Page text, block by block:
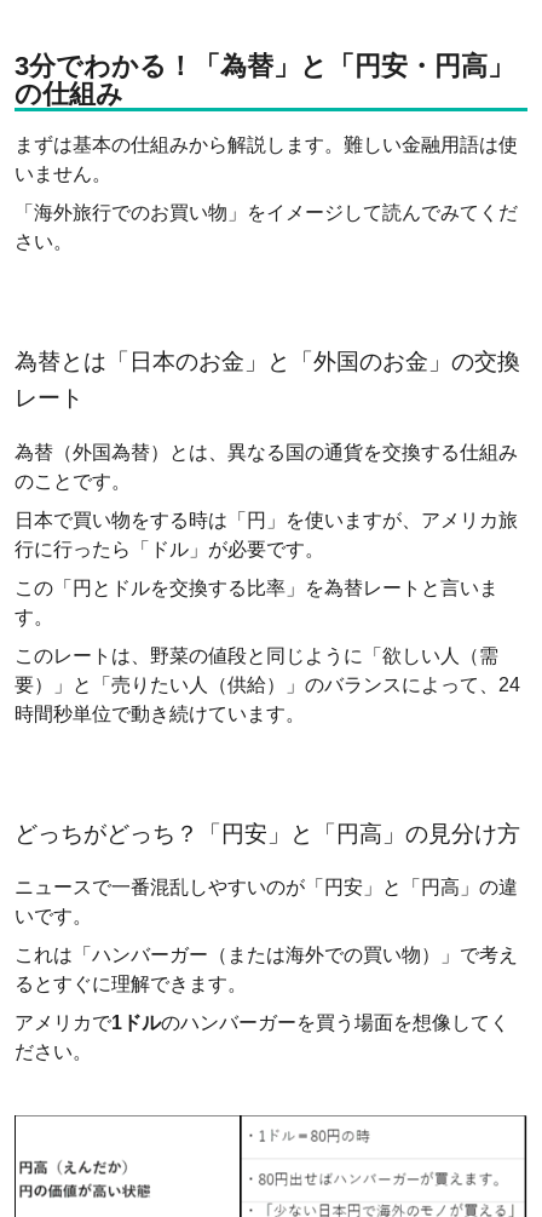
3分でわかる！「為替」と「円安・円高」
の仕組み
まずは基本の仕組みから解説します。難しい金融用語は使
いません。
「海外旅行でのお買い物」をイメージして読んでみてくだ
さい。
為替とは「日本のお金」と「外国のお金」の交換
レート
為替（外国為替）とは、異なる国の通貨を交換する仕組み
のことです。
日本で買い物をする時は「円」を使いますが、アメリカ旅
行に行ったら「ドル」が必要です。
この「円とドルを交換する比率」を為替レートと言いま
す。
このレートは、野菜の値段と同じように「欲しい人（需
要）」と「売りたい人（供給）」のバランスによって、24
時間秒単位で動き続けています。
どっちがどっち？「円安」と「円高」の見分け方
ニュースで一番混乱しやすいのが「円安」と「円高」の違
いです。
これは「ハンバーガー（または海外での買い物）」で考え
るとすぐに理解できます。
アメリカで1ドルのハンバーガーを買う場面を想像してく
ださい。